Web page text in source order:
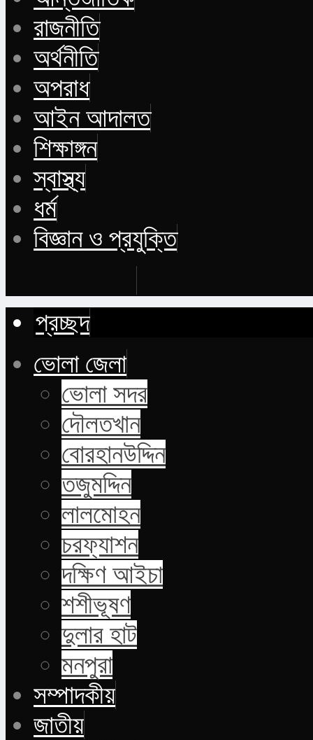
রাজনীতি
অর্থনীতি
অপরাধ
আইন আদালত
শিক্ষাঙ্গন
স্বাস্থ্য
ধর্ম
বিজ্ঞান ও প্রযুক্তি
প্রচ্ছদ
ভোলা জেলা
ভোলা সদর
দৌলতখান
বোরহানউদ্দিন
তজুমদ্দিন
লালমোহন
চরফ্যাশন
দক্ষিণ আইচা
শশীভূষণ
দুলার হাট
মনপুরা
সম্পাদকীয়
জাতীয়